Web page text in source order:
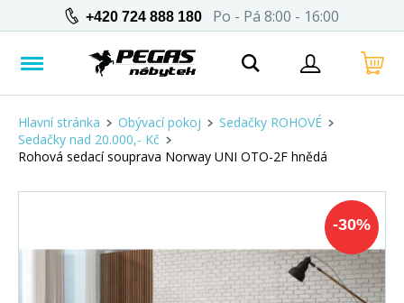
+420 724 888 180 Po - Pá 8:00 - 16:00
Hlavní stránka Obývací pokoj
Sedačky ROHOVÉ
Sedačky nad 20.000,- Kč
Rohová sedací souprava Norway UNI OTO-2F hnědá
-30%